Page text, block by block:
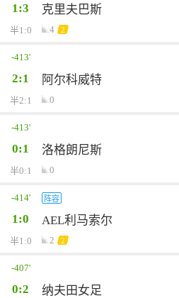
1:3 克里夫巴斯
半1:0 4 2
-413'
2:1 阿尔科威特
半2:1 0
-413'
0:1 洛格朗尼斯
半0:1 0
-414' 阵容
1:0 AEL利马索尔
半1:0 2 2
-407'
0:2 纳夫田女足